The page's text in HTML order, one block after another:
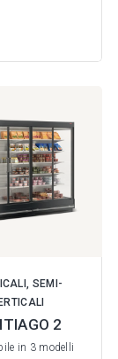
SEMI-
2
in 3 modelli